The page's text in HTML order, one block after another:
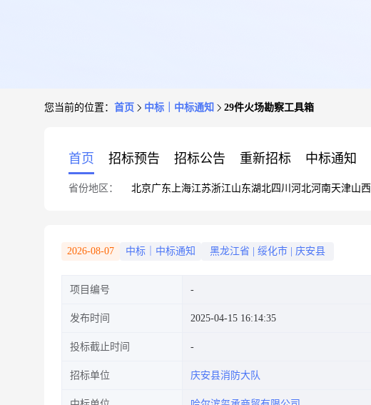
您当前的位置： 首页 中标｜中标通知 29件火场勘察工具箱
首页 招标预告 招标公告 重新招标 中标通知
省份地区： 北京广东 上海江苏浙江山东湖北四川 河北河南天津山西
2026-08-07 中标｜中标通知 黑龙江省 绥化市 庆安县
项目编号
发布时间 2025-04-15 16:14:35
投标截止时间
招标单位 庆安县消防大队